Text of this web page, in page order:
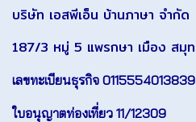
บริษัท เอสพีเอ็น บ้านภาษา จำกัด
187/3 หมู่ 5 แพรกษา เมือง สมุ
เลขทะเบียนธุรกิจ 0115554013839
ใบอนุญาตท่องเที่ยว 11/12309